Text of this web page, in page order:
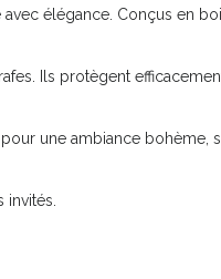
élégance. Conçus en
Ils protègent
une ambiance bohème,